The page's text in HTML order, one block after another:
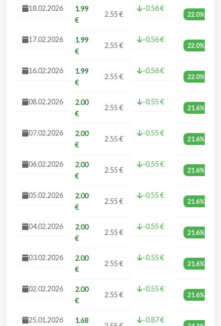
18.02.2026
1.99
€
2.55 €
-0.56 €
22.0%
17.02.2026
1.99
€
2.55 €
-0.56 €
22.0%
16.02.2026
1.99
€
2.55 €
-0.56 €
22.0%
08.02.2026
2.00
€
2.55 €
-0.55 €
21.6%
07.02.2026
2.00
€
2.55 €
-0.55 €
21.6%
06.02.2026
2.00
€
2.55 €
-0.55 €
21.6%
05.02.2026
2.00
€
2.55 €
-0.55 €
21.6%
04.02.2026
2.00
€
2.55 €
-0.55 €
21.6%
03.02.2026
2.00
€
2.55 €
-0.55 €
21.6%
02.02.2026
2.00
€
2.55 €
-0.55 €
21.6%
25.01.2026
1.68
-0.87 €